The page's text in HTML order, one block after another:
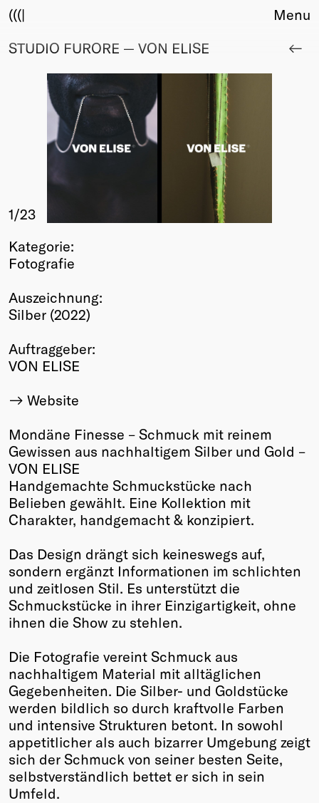
(((|
About
Award
Sponsors
Fair Work
Upcoming
Info
Members
Friends of Creativity
Winners
2026
Past
Menu
STUDIO FURORE — VON ELISE
1/23
Kategorie:
Fotografie
Auszeichnung:
Silber (2022)
Auftraggeber:
VON ELISE
Website
Mondäne Finesse – Schmuck mit reinem
Gewissen aus nachhaltigem Silber und Gold –
VON ELISE
Handgemachte Schmuckstücke nach
Belieben gewählt. Eine Kollektion mit
Charakter, handgemacht & konzipiert.
Das Design drängt sich keineswegs auf,
sondern ergänzt Informationen im schlichten
und zeitlosen Stil. Es unterstützt die
Schmuckstücke in ihrer Einzigartigkeit, ohne
ihnen die Show zu stehlen.
Die Fotografie vereint Schmuck aus
nachhaltigem Material mit alltäglichen
Gegebenheiten. Die Silber- und Goldstücke
werden bildlich so durch kraftvolle Farben
und intensive Strukturen betont. In sowohl
appetitlicher als auch bizarrer Umgebung zeigt
sich der Schmuck von seiner besten Seite,
selbstverständlich bettet er sich in sein
Umfeld.